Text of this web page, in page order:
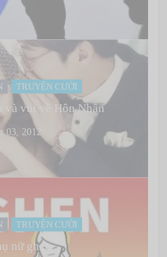
TRUYỆN CƯỜI
và vui về Hôn Nhân
03, 2012
TRUYỆN CƯỜI
nữ ghen